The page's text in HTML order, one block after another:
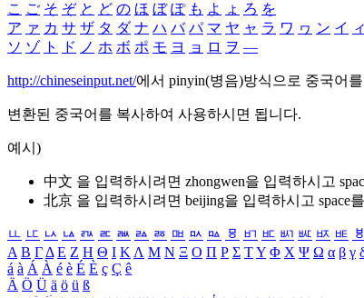
こ ご そ ぞ と ど の ほ ぼ ぽ も よ ょ ろ を
ア ァ カ サ ザ タ ダ ナ ハ バ パ マ ヤ ャ ラ ワ ヮ ン イ ィ
ソ ゾ ト ド ノ ホ ボ ポ モ ヨ ョ ロ ヲ ―
http://chineseinput.net/에서 pinyin(병음)방식으로 중국어
변환된 중국어를 복사하여 사용하시면 됩니다.
예시)
中文 을 입력하시려면 zhongwen을 입력하시고
北京 을 입력하시려면 beijing을 입력하시고 space
ㅥ ㅦ ㅧ ㅨ ㅩ ㅪ ㅫ ㅬ ㅭ ㅮ ㅯ ㅰ ㅱ ㅲ ㅳ ㅴ ㅵ ㅶ ㅷ ㅸ
Α Β ΓΔ Ε Ζ Η Θ Ι ΚΛ Μ Ν Ξ Ο Π Ρ Σ ΤΥ Φ Χ Ψ Ω α β γ
á à Á À é è É È ç Ç ê
Ä Ö Ü ä ö ü ß